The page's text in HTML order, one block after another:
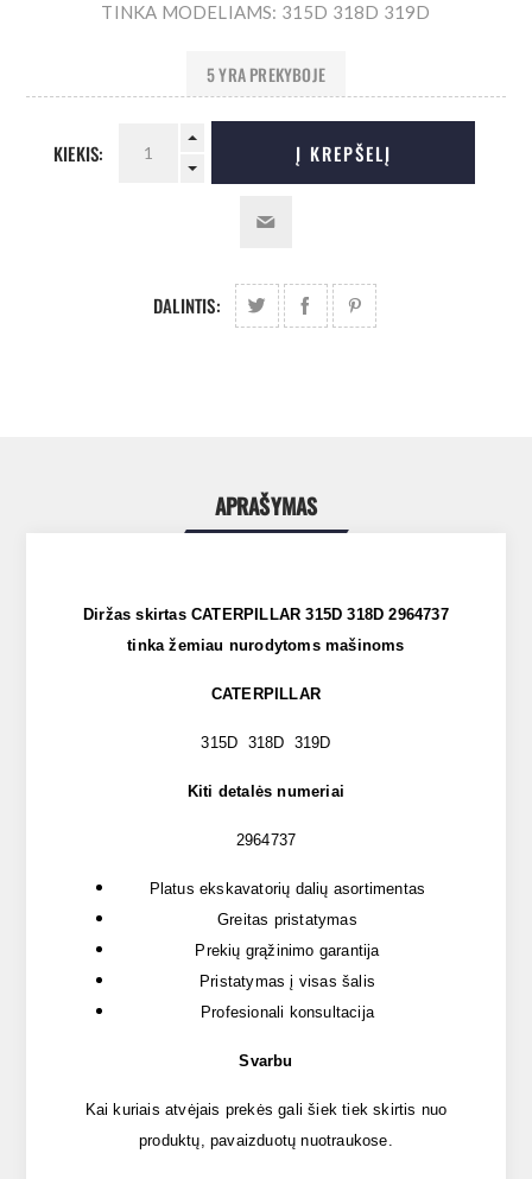
TINKA MODELIAMS: 315D 318D 319D
5 YRA PREKYBOJE
KIEKIS: Į KREPŠELĮ
DALINTIS:
APRAŠYMAS
Diržas skirtas CATERPILLAR 315D 318D 2964737
tinka žemiau nurodytoms mašinoms
CATERPILLAR
315D 318D 319D
Kiti detalės numeriai
2964737
Platus ekskavatorių dalių asortimentas
Greitas pristatymas
Prekių grąžinimo garantija
Pristatymas į visas šalis
Profesionali konsultacija
Svarbu
Kai kuriais atvėjais prekės gali šiek tiek skirtis nuo
produktų, pavaizduotų nuotraukose.